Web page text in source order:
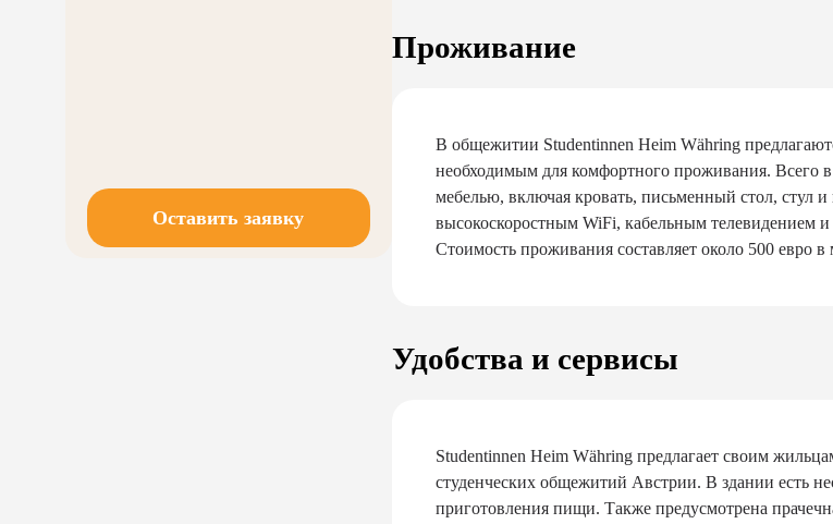
Оставить заявку
Проживание
В общежитии Studentinnen Heim Währing
необходимым для комфортного проживания. Всего
мебелью, включая кровать, письменный стол,
высокоскоростным WiFi, кабельным телевидением
Стоимость проживания составляет около 500 евро в
Удобства и сервисы
Studentinnen Heim Währing предлагает своим
студенческих общежитий Австрии. В здании есть
приготовления пищи. Также предусмотрена